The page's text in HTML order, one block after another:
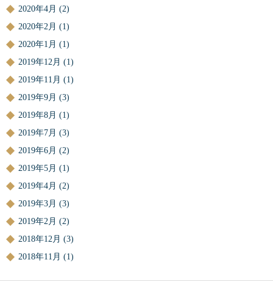
2020年4月 (2)
2020年2月 (1)
2020年1月 (1)
2019年12月 (1)
2019年11月 (1)
2019年9月 (3)
2019年8月 (1)
2019年7月 (3)
2019年6月 (2)
2019年5月 (1)
2019年4月 (2)
2019年3月 (3)
2019年2月 (2)
2018年12月 (3)
2018年11月 (1)